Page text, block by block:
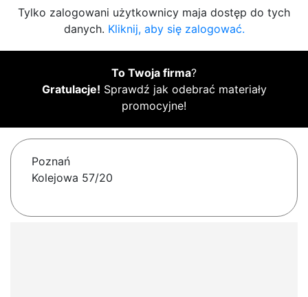
Tylko zalogowani użytkownicy maja dostęp do tych
danych. Kliknij, aby się zalogować.
To Twoja firma?
Gratulacje! Sprawdź jak odebrać materiały
promocyjne!
Poznań
Kolejowa 57/20